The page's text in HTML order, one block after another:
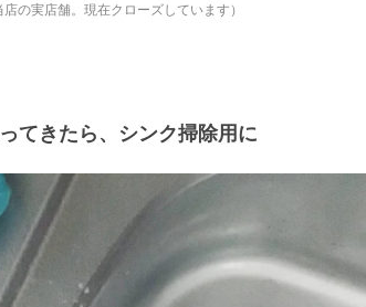
の実店舗。現在クローズしています）
てきたら、シンク掃除用に